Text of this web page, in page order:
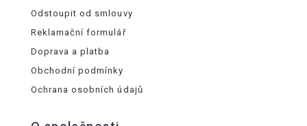
Odstoupit od smlouvy
Reklamační formulář
Doprava a platba
Obchodní podmínky
Ochrana osobních údajů